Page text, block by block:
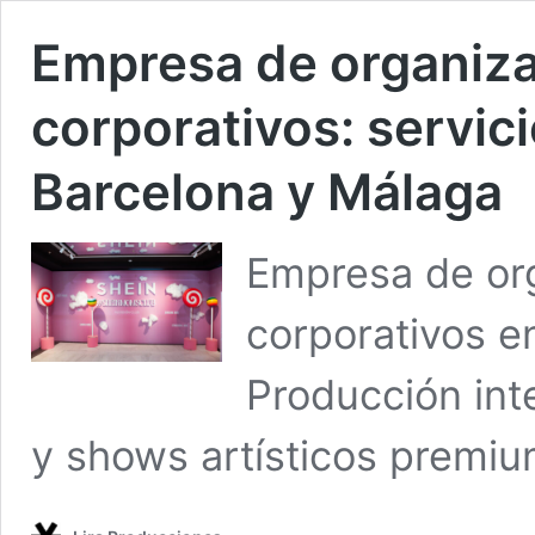
Empresa de
corporativos:
Barcelona y Málaga
Empresa de
corporativos
Producción
y shows artísticos